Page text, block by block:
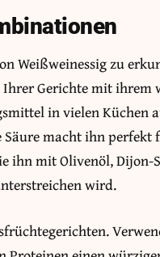
Weißweinessig zu
Gerichte mit ihrem
in vielen Küchen
macht ihn
ihn mit Olivenöl,
wird.